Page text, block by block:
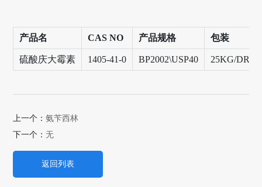
产品名 CAS NO 产品规格 包装
硫酸庆大霉素 1405-41-0 BP2002\USP40 25KG/
上一个：氨苄西林
下一个：无
返回列表